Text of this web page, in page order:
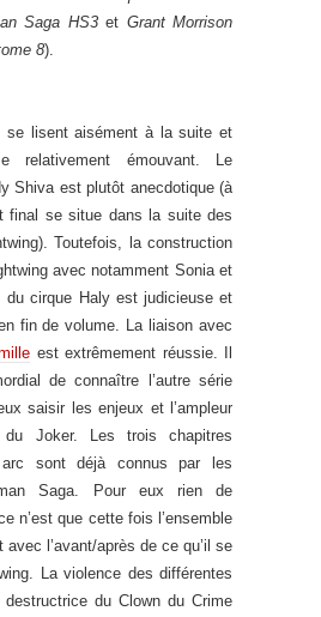
Saga HS3et Grant Morrison
8).
se lisent aisément à la suite et
relativement émouvant. Le
Shiva est plutôt anecdotique (à
final se situe dans la suite des
Toutefois, la construction
avec notamment Sonia et
du cirque Haly est judicieuse et
fin de volume. La liaison avec
est extrêmement réussie. Il
de connaître l’autre série
saisir les enjeux et l’ampleur
du Joker. Les trois chapitres
sont déjà connus par les
Saga. Pour eux rien de
n’est que cette fois l’ensemble
l’avant/après de ce qu’il se
La violence des différentes
du Clown du Crime